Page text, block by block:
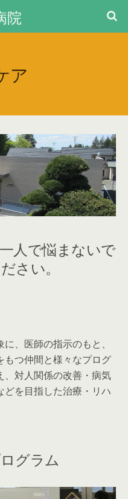
院
ア
人で悩まないで
さい。
、医師の指示のもと、
もつ仲間と様々なプログ
、対人関係の改善・病気
を目指した治療・リハ
グラム